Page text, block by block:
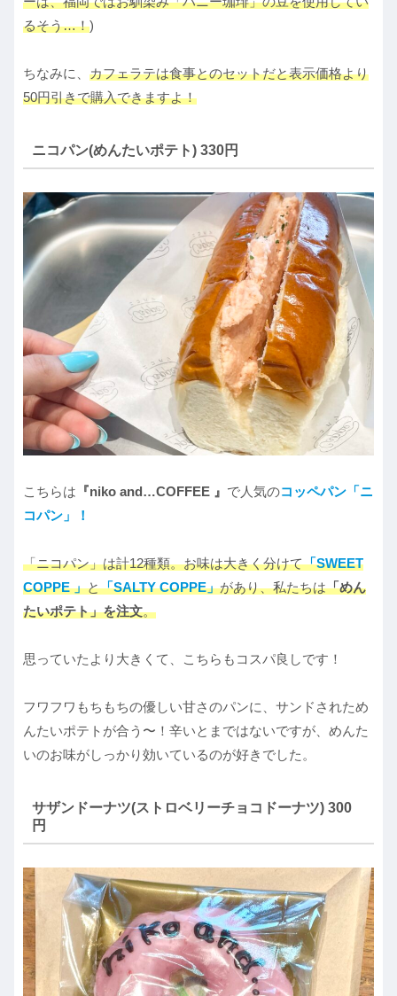
るそう…！)
ちなみに、 カフェラテは食事とのセットだと表示価格より
50円引きで購入できますよ！
ニコパン(めんたいポテト) 330円
こちらは 『niko and…COFFEE 』 で人気のコッペパン「ニ
コパン」！
「ニコパン」は計12種類。お味は大きく分けて「SWEET
COPPE 」と「SALTY COPPE」があり、私たちは「めん
たいポテト」を注文。
思っていたより大きくて、こちらもコスパ良しです！
フワフワもちもちの優しい甘さのパンに、サンドされため
んたいポテトが合う〜！辛いとまではないですが、めんた
いのお味がしっかり効いているのが好きでした。
サザンドーナツ(ストロベリーチョコドーナツ) 300
円